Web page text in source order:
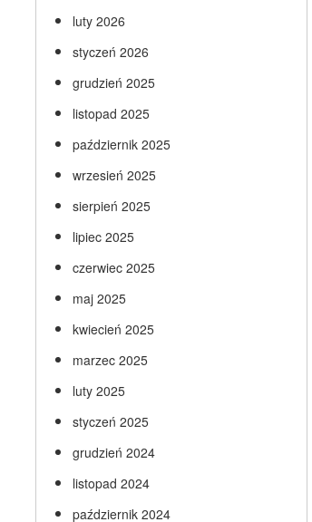
luty 2026
styczeń 2026
grudzień 2025
listopad 2025
październik 2025
wrzesień 2025
sierpień 2025
lipiec 2025
czerwiec 2025
maj 2025
kwiecień 2025
marzec 2025
luty 2025
styczeń 2025
grudzień 2024
listopad 2024
październik 2024